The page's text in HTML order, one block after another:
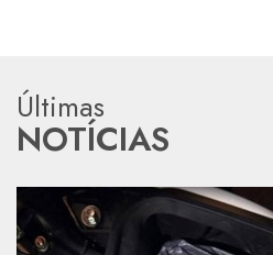
Últimas
NOTÍCIAS